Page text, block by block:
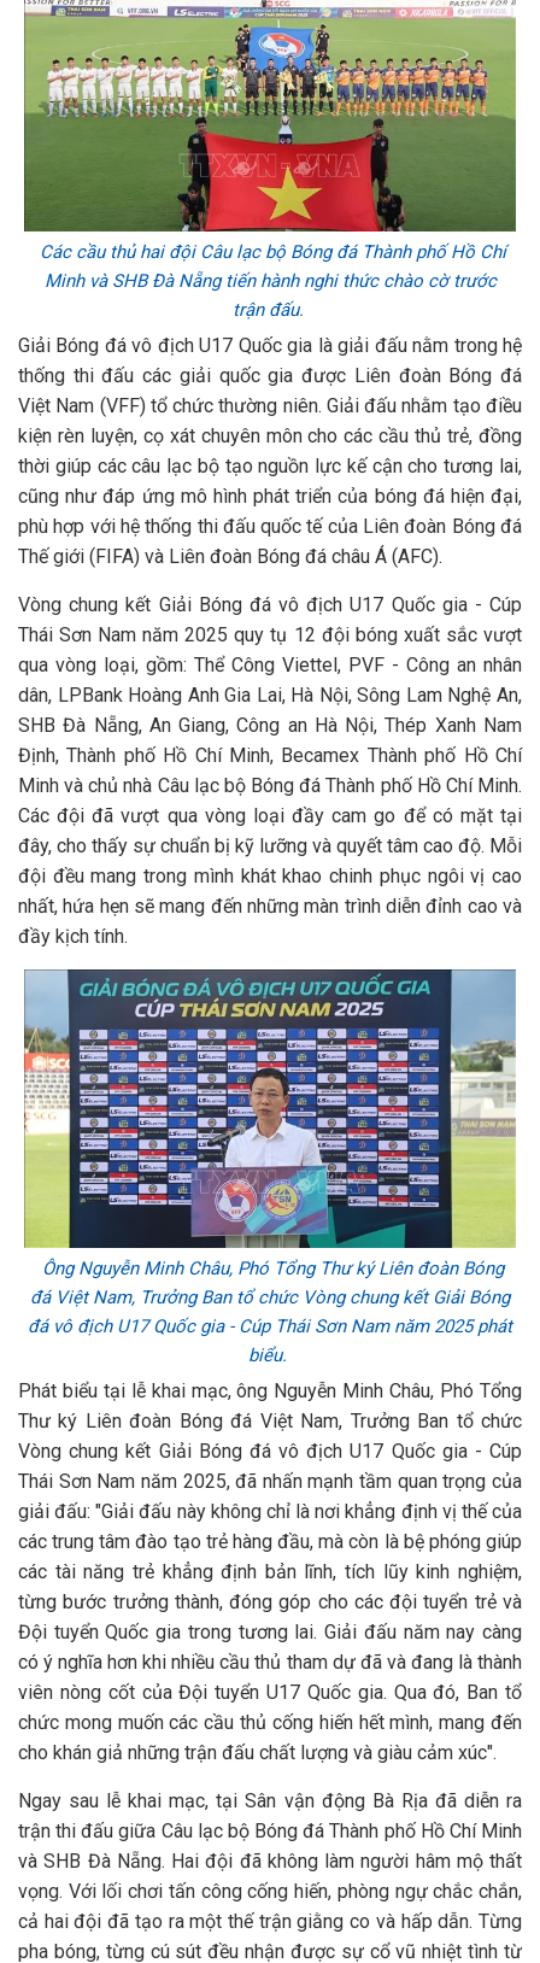
Các cầu thủ hai đội Câu lạc bộ Bóng đá Thành phố Hồ Chí
Minh và SHB Đà Nẵng tiến hành nghi thức chào cờ trước
trận đấu.
Giải Bóng đá vô địch U17 Quốc gia là giải đấu nằm trong hệ
thống thi đấu các giải quốc gia được Liên đoàn Bóng đá
Việt Nam (VFF) tổ chức thường niên. Giải đấu nhằm tạo điều
kiện rèn luyện, cọ xát chuyên môn cho các cầu thủ trẻ, đồng
thời giúp các câu lạc bộ tạo nguồn lực kế cận cho tương lai,
cũng như đáp ứng mô hình phát triển của bóng đá hiện đại,
phù hợp với hệ thống thi đấu quốc tế của Liên đoàn Bóng đá
Thế giới (FIFA) và Liên đoàn Bóng đá châu Á (AFC).
Vòng chung kết Giải Bóng đá vô địch U17 Quốc gia - Cúp
Thái Sơn Nam năm 2025 quy tụ 12 đội bóng xuất sắc vượt
qua vòng loại, gồm: Thể Công Viettel, PVF - Công an nhân
dân, LPBank Hoàng Anh Gia Lai, Hà Nội, Sông Lam Nghệ An,
SHB Đà Nẵng, An Giang, Công an Hà Nội, Thép Xanh Nam
Định, Thành phố Hồ Chí Minh, Becamex Thành phố Hồ Chí
Minh và chủ nhà Câu lạc bộ Bóng đá Thành phố Hồ Chí Minh.
Các đội đã vượt qua vòng loại đầy cam go để có mặt tại
đây, cho thấy sự chuẩn bị kỹ lưỡng và quyết tâm cao độ. Mỗi
đội đều mang trong mình khát khao chinh phục ngôi vị cao
nhất, hứa hẹn sẽ mang đến những màn trình diễn đỉnh cao và
đầy kịch tính.
Ông Nguyễn Minh Châu, Phó Tổng Thư ký Liên đoàn Bóng
đá Việt Nam, Trưởng Ban tổ chức Vòng chung kết Giải Bóng
đá vô địch U17 Quốc gia - Cúp Thái Sơn Nam năm 2025 phát
biểu.
Phát biểu tại lễ khai mạc, ông Nguyễn Minh Châu, Phó Tổng
Thư ký Liên đoàn Bóng đá Việt Nam, Trưởng Ban tổ chức
Vòng chung kết Giải Bóng đá vô địch U17 Quốc gia - Cúp
Thái Sơn Nam năm 2025, đã nhấn mạnh tầm quan trọng của
giải đấu: "Giải đấu này không chỉ là nơi khẳng định vị thế của
các trung tâm đào tạo trẻ hàng đầu, mà còn là bệ phóng giúp
các tài năng trẻ khẳng định bản lĩnh, tích lũy kinh nghiệm,
từng bước trưởng thành, đóng góp cho các đội tuyển trẻ và
Đội tuyển Quốc gia trong tương lai. Giải đấu năm nay càng
có ý nghĩa hơn khi nhiều cầu thủ tham dự đã và đang là thành
viên nòng cốt của Đội tuyển U17 Quốc gia. Qua đó, Ban tổ
chức mong muốn các cầu thủ cống hiến hết mình, mang đến
cho khán giả những trận đấu chất lượng và giàu cảm xúc".
Ngay sau lễ khai mạc, tại Sân vận động Bà Rịa đã diễn ra
trận thi đấu giữa Câu lạc bộ Bóng đá Thành phố Hồ Chí Minh
và SHB Đà Nẵng. Hai đội đã không làm người hâm mộ thất
vọng. Với lối chơi tấn công cống hiến, phòng ngự chắc chắn,
cả hai đội đã tạo ra một thế trận giằng co và hấp dẫn. Từng
pha bóng, từng cú sút đều nhận được sự cổ vũ nhiệt tình từ